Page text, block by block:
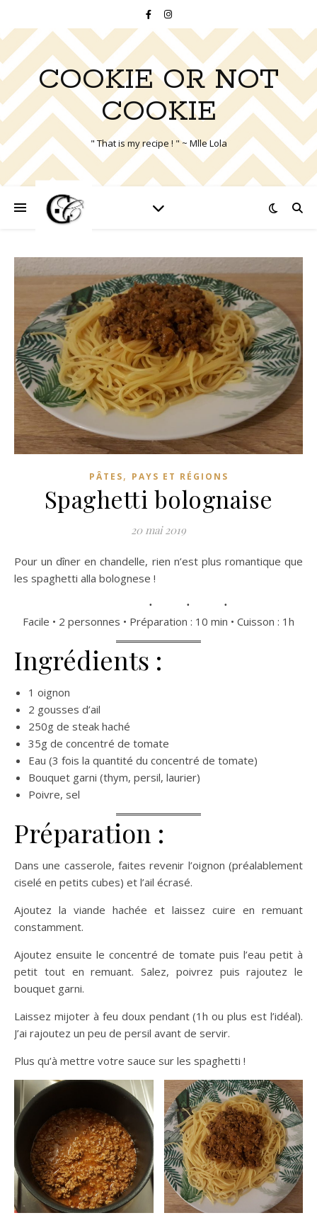
COOKIE OR NOT
COOKIE
" That is my recipe ! " ~ Mlle Lola
PÂTES, PAYS ET RÉGIONS
Spaghetti bolognaise
20 mai 2019
Pour un dîner en chandelle, rien n’est plus romantique que
les spaghetti alla bolognese !
Facile • 2 personnes • Préparation : 10 min • Cuisson : 1h
Ingrédients :
1 oignon
2 gousses d’ail
250g de steak haché
35g de concentré de tomate
Eau (3 fois la quantité du concentré de tomate)
Bouquet garni (thym, persil, laurier)
Poivre, sel
Préparation :
Dans une casserole, faites revenir l’oignon (préalablement
ciselé en petits cubes) et l’ail écrasé.
Ajoutez la viande hachée et laissez cuire en remuant
constamment.
Ajoutez ensuite le concentré de tomate puis l’eau petit à
petit tout en remuant. Salez, poivrez puis rajoutez le
bouquet garni.
Laissez mijoter à feu doux pendant (1h ou plus est l’idéal).
J’ai rajoutez un peu de persil avant de servir.
Plus qu’à mettre votre sauce sur les spaghetti !